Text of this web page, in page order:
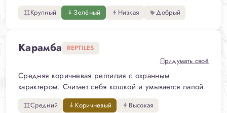
Крупный Зелёный Низкая Добрый
Карамба REPTILES
Придумать своё
Средняя коричневая рептилия с охранным
характером. Считает себя кошкой и умывается лапой.
Средний Коричневый
Высокая